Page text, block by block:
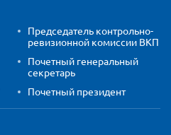
Председатель контрольно-
ревизионной комиссии ВКП
Почетный генеральный
секретарь
Почетный президент